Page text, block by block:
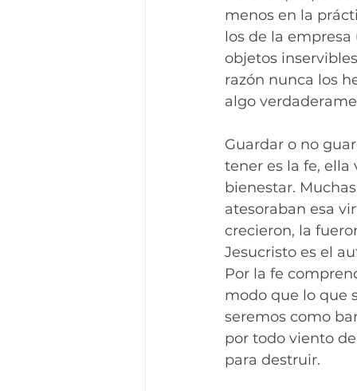
menos en la
los de la
objetos
razón nunca los
algo
Guardar o no
tener es la fe, ella
bienestar.
atesoraban esa
crecieron, la
Jesucristo es el
Por la fe
modo que lo que
seremos como
por todo viento
para destruir.